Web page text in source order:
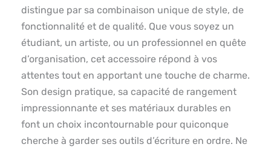
distingue par sa combinaison unique de style, de
fonctionnalité et de qualité. Que vous soyez un
étudiant, un artiste, ou un professionnel en quête
d’organisation, cet accessoire répond à vos
attentes tout en apportant une touche de charme.
Son design pratique, sa capacité de rangement
impressionnante et ses matériaux durables en
font un choix incontournable pour quiconque
cherche à garder ses outils d’écriture en ordre. Ne